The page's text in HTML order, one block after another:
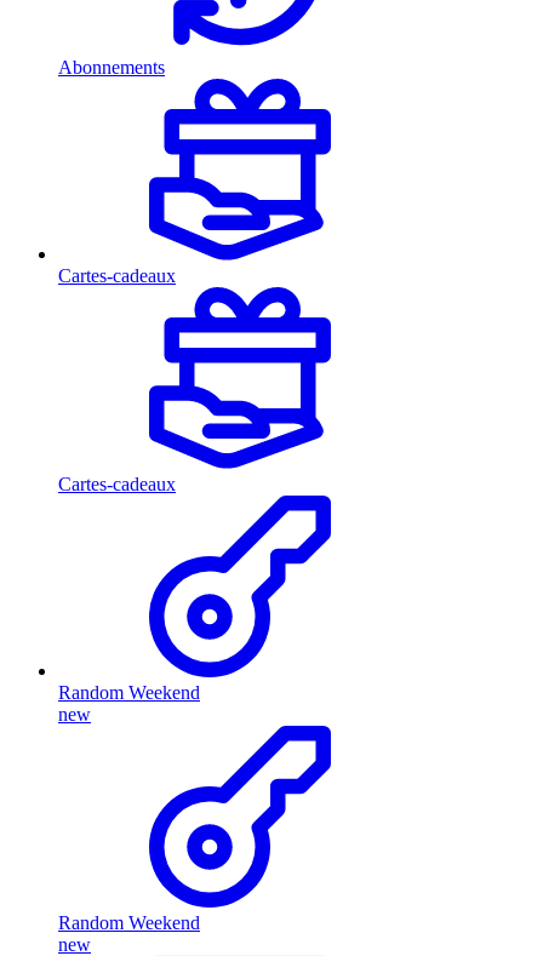
Abonnements
Cartes-cadeaux
Cartes-cadeaux
Random Weekend
new
Random Weekend
new